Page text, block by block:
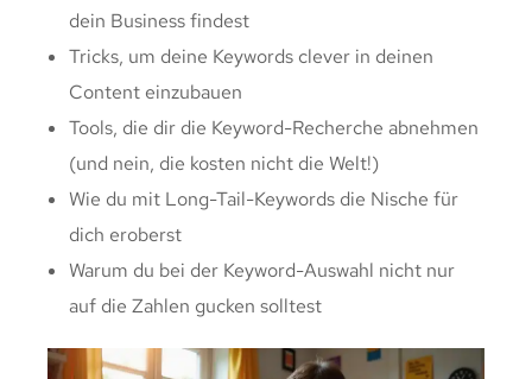
dein Business findest
Tricks, um deine Keywords clever in deinen
Content einzubauen
Tools, die dir die Keyword-Recherche abnehmen
(und nein, die kosten nicht die Welt!)
Wie du mit Long-Tail-Keywords die Nische für
dich eroberst
Warum du bei der Keyword-Auswahl nicht nur
auf die Zahlen gucken solltest